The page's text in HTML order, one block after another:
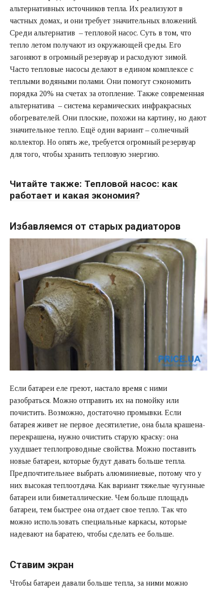
альтернативных источников тепла. Их реализуют в
частных домах, и они требует значительных вложений.
Среди альтернатив – тепловой насос. Суть в том, что
тепло летом получают из окружающей среды. Его
загоняют в огромный резервуар и расходуют зимой.
Часто тепловые насосы делают в едином комплексе с
теплыми водяными полами. Они помогут сэкономить
порядка 20% на счетах за отопление. Также современная
альтернатива – система керамических инфракрасных
обогревателей. Они плоские, похожи на картину, но дают
значительное тепло. Ещё один вариант – солнечный
коллектор. Но опять же, требуется огромный резервуар
для того, чтобы хранить тепловую энергию.
Читайте также: Тепловой насос: как
работает и какая экономия?
Избавляемся от старых радиаторов
Если батареи еле греют, настало время с ними
разобраться. Можно отправить их на помойку или
почистить. Возможно, достаточно промывки. Если
батарея живет не первое десятилетие, она была крашена-
перекрашена, нужно очистить старую краску: она
ухудшает теплопроводные свойства. Можно поставить
новые батареи, которые будут давать больше тепла.
Предпочтительнее выбрать алюминиевые, потому что у
них высокая теплоотдача. Как вариант тяжелые чугунные
батареи или биметаллические. Чем больше площадь
батареи, тем быстрее она отдает свое тепло. Так что
можно использовать специальные каркасы, которые
надевают на баратею, чтобы сделать ее больше.
Ставим экран
Чтобы батареи давали больше тепла, за ними можно